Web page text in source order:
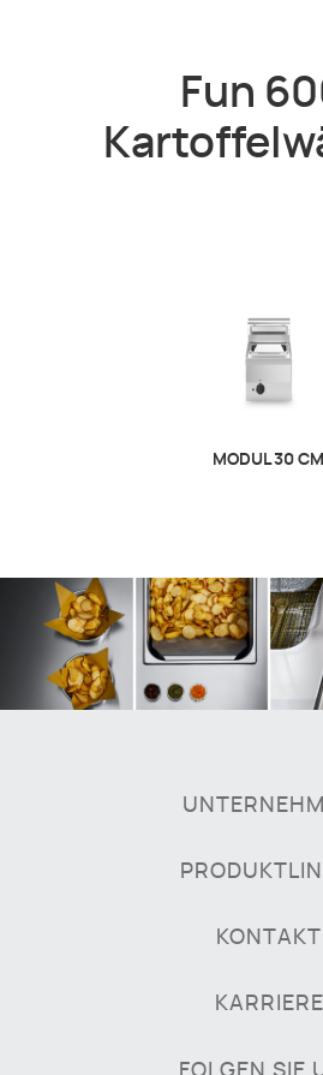
Fun
MODUL 30 CM
KONTAKT
KARRIERE